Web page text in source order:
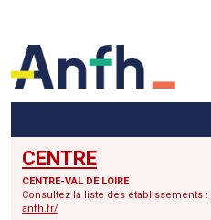
CENTRE
CENTRE-VAL DE LOIRE
Consultez la liste des établissements :
anfh.fr/